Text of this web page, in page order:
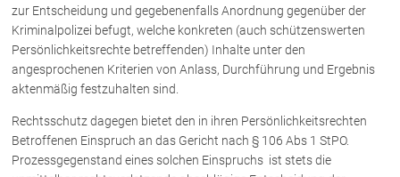
Dr. Petra Piccolruaz
Mag. Patrick Piccolruaz
Mag. Raphaela Klotz
Rechtsnews
zur Entscheidung und gegebenenfalls Anordnung gegenüber der
Kriminalpolizei befugt, welche konkreten (auch schützenswerten
Persönlichkeitsrechte betreffenden) Inhalte unter den
angesprochenen Kriterien von Anlass, Durchführung und Ergebnis
aktenmäßig festzuhalten sind.
Rechtsschutz dagegen bietet den in ihren Persönlichkeitsrechten
Betroffenen Einspruch an das Gericht nach § 106 Abs 1 StPO.
Prozessgegenstand eines solchen Einspruchs ist stets die